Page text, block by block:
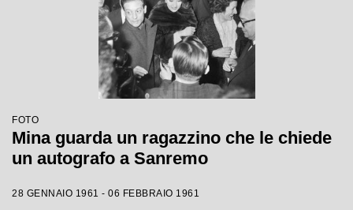
FOTO
Mina guarda un ragazzino che le chiede
un autografo a Sanremo
28 GENNAIO 1961 - 06 FEBBRAIO 1961